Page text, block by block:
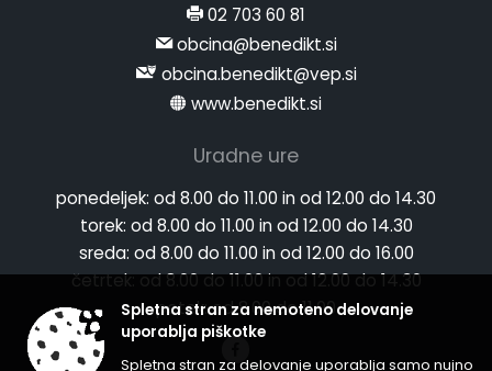
02 703 60 81
obcina@benedikt.si
obcina.benedikt@vep.si
www.benedikt.si
Uradne ure
ponedeljek: od 8.00 do 11.00 in od 12.00 do 14.30
torek: od 8.00 do 11.00 in od 12.00 do 14.30
sreda: od 8.00 do 11.00 in od 12.00 do 16.00
četrtek:od 8.00 do 11.00 in od 12.00 do 14.30
petek: od 8.00 do 11.00
Spletna stran za nemoteno delovanje
uporablja piškotke
Spletna stran za delovanje uporablja samo nujno